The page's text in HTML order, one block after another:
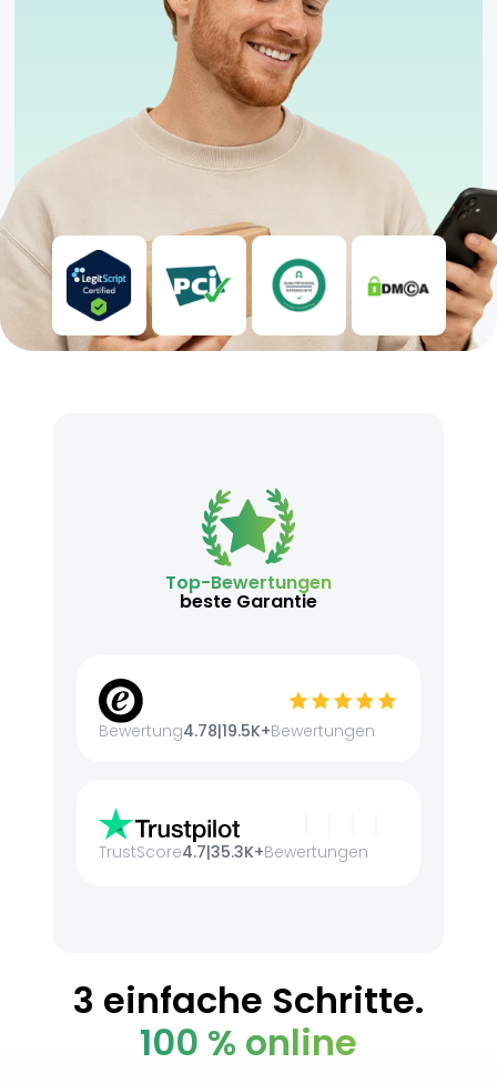
Top-Bewertungen
beste Garantie
Bewertung4.78|19.5K+Bewertungen
TrustScore4.7|35.3K+Bewertungen
3 einfache Schritte.
100 % online